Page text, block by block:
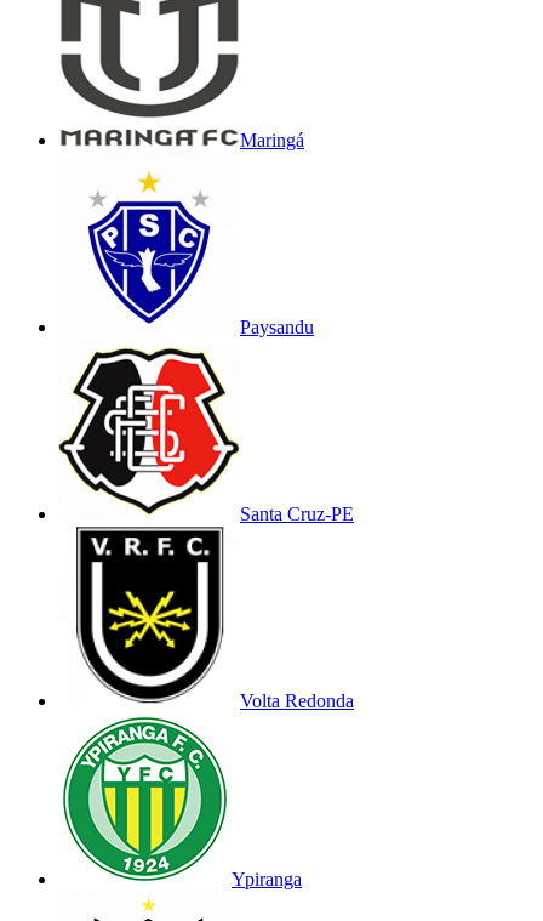
Maringá
Paysandu
Santa Cruz-PE
Volta Redonda
Ypiranga